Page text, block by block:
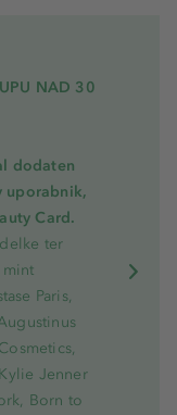
NAD 30
dodaten
uporabnik,
Card.
ter
mint
Paris,
Jenner
Born to